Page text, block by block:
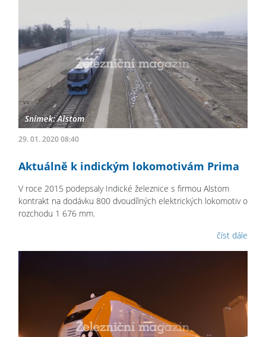
29. 01. 2020 08:40
Aktuálně k indickým lokomotivám Prima
V roce 2015 podepsaly Indické železnice s firmou Alstom
kontrakt na dodávku 800 dvoudílných elektrických lokomotiv o
rozchodu 1 676 mm.
číst dále